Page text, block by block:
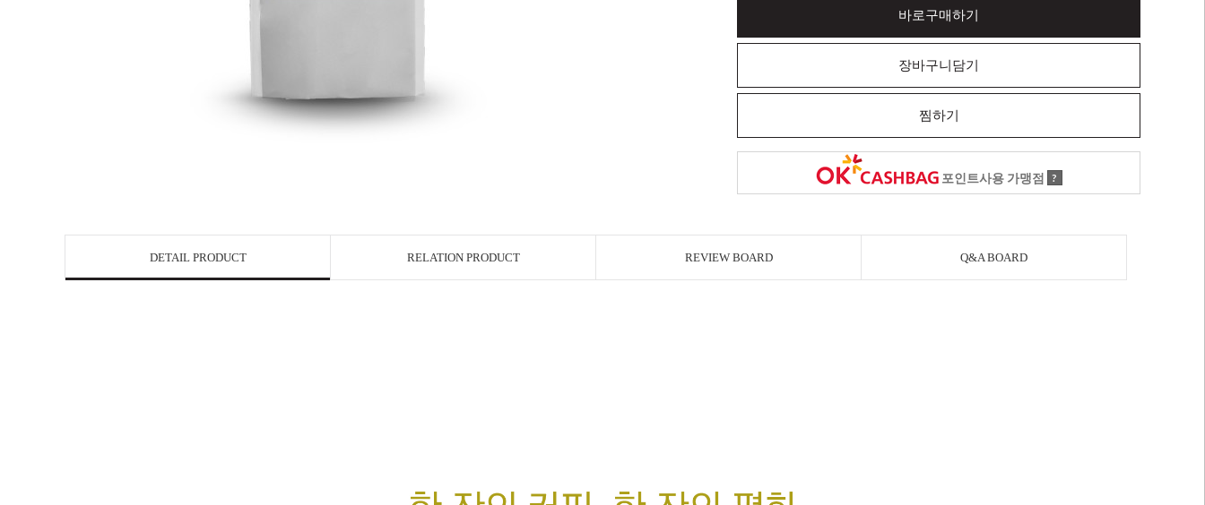
바로구매하기
장바구니담기
찜하기
포인트사용 가맹점 ?
DETAIL PRODUCT RELATION PRODUCT REVIEW BOARD Q&A BOARD